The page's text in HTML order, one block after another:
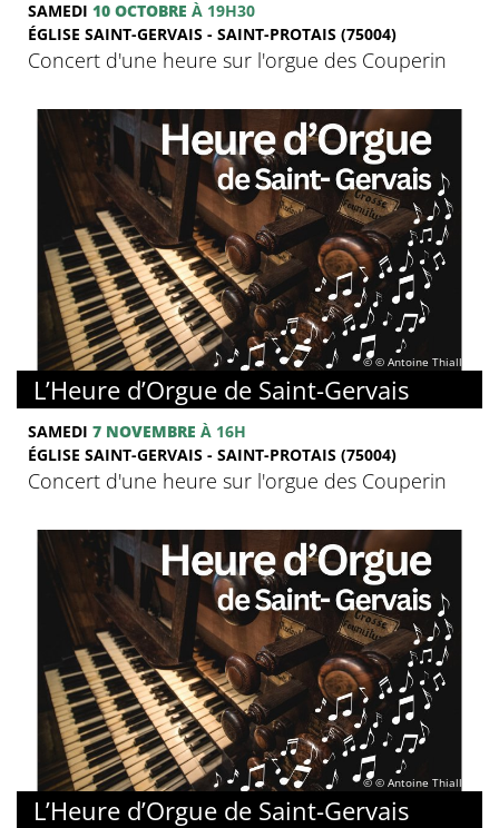
SAMEDI 10 OCTOBRE À 19H30
ÉGLISE SAINT-GERVAIS - SAINT-PROTAIS (75004)
Concert d'une heure sur l'orgue des Couperin
© © Antoine Thiallier
L’Heure d’Orgue de Saint-Gervais
SAMEDI 7 NOVEMBRE À 16H
ÉGLISE SAINT-GERVAIS - SAINT-PROTAIS (75004)
Concert d'une heure sur l'orgue des Couperin
© © Antoine Thiallier
L’Heure d’Orgue de Saint-Gervais